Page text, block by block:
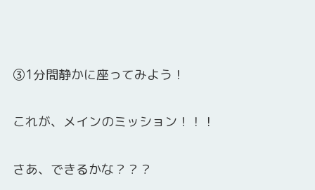
③1分間静かに座ってみよう！
これが、メインのミッション！！！
さあ、できるかな？？？